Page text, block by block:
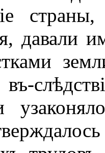
давали
въ-